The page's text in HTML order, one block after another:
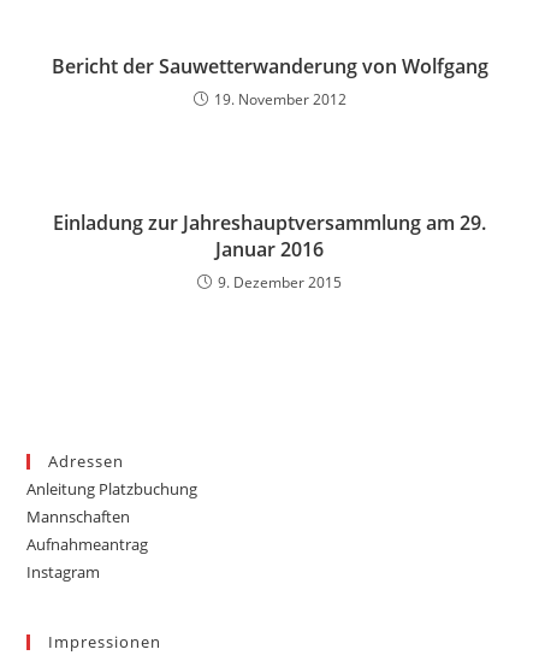
Bericht der Sauwetterwanderung von Wolfgang
19. November 2012
Einladung zur Jahreshauptversammlung am 29.
Januar 2016
9. Dezember 2015
Adressen
Anleitung Platzbuchung
Mannschaften
Aufnahmeantrag
Instagram
Impressionen